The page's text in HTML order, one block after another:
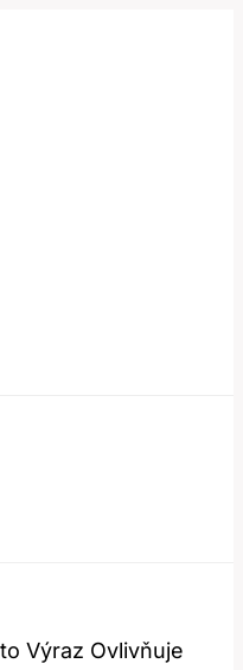
Výraz Ovlivňuje